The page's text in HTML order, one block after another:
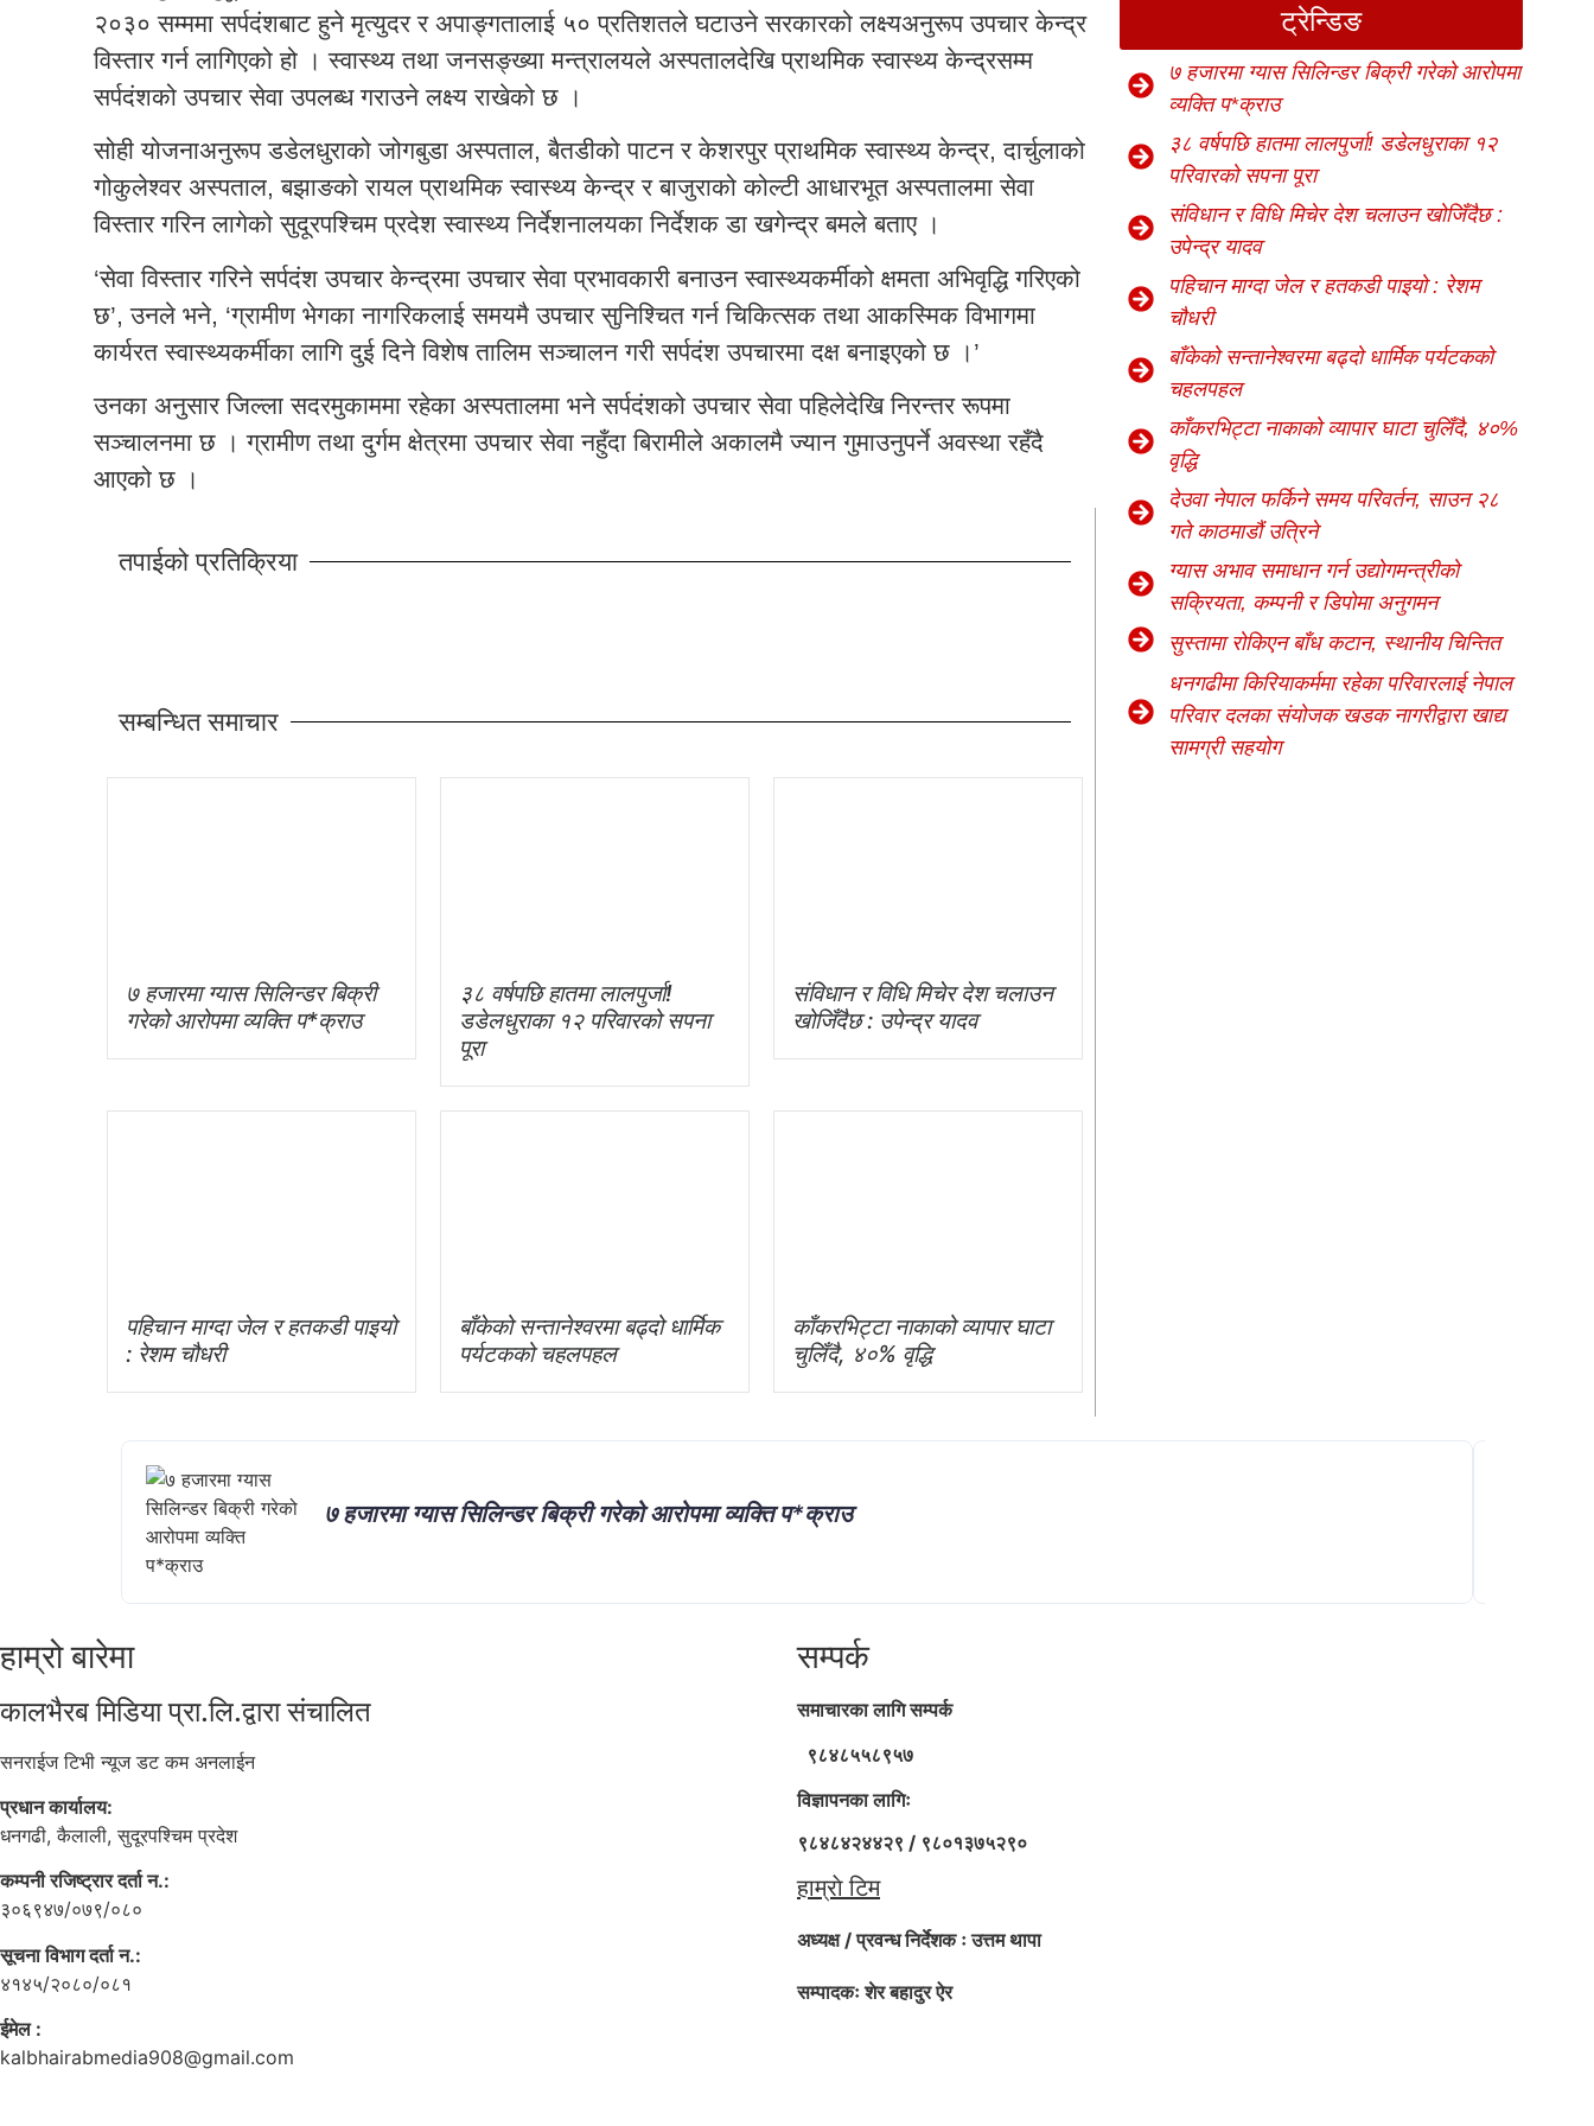
२०३० सम्ममा सर्पदंशबाट हुने मृत्युदर र अपाङ्गतालाई ५० प्रतिशतले घटाउने सरकारको लक्ष्यअनुरूप उपचार केन्द्र
विस्तार गर्न लागिएको हो । स्वास्थ्य तथा जनसङ्ख्या मन्त्रालयले अस्पतालदेखि प्राथमिक स्वास्थ्य केन्द्रसम्म
सर्पदंशको उपचार सेवा उपलब्ध गराउने लक्ष्य राखेको छ ।
सोही योजनाअनुरूप डडेलधुराको जोगबुडा अस्पताल, बैतडीको पाटन र केशरपुर प्राथमिक स्वास्थ्य केन्द्र, दार्चुलाको
गोकुलेश्वर अस्पताल, बझाङको रायल प्राथमिक स्वास्थ्य केन्द्र र बाजुराको कोल्टी आधारभूत अस्पतालमा सेवा
विस्तार गरिन लागेको सुदूरपश्चिम प्रदेश स्वास्थ्य निर्देशनालयका निर्देशक डा खगेन्द्र बमले बताए ।
‘सेवा विस्तार गरिने सर्पदंश उपचार केन्द्रमा उपचार सेवा प्रभावकारी बनाउन स्वास्थ्यकर्मीको क्षमता अभिवृद्धि गरिएको
छ’, उनले भने, ‘ग्रामीण भेगका नागरिकलाई समयमै उपचार सुनिश्चित गर्न चिकित्सक तथा आकस्मिक विभागमा
कार्यरत स्वास्थ्यकर्मीका लागि दुई दिने विशेष तालिम सञ्चालन गरी सर्पदंश उपचारमा दक्ष बनाइएको छ ।’
उनका अनुसार जिल्ला सदरमुकाममा रहेका अस्पतालमा भने सर्पदंशको उपचार सेवा पहिलेदेखि निरन्तर रूपमा
सञ्चालनमा छ । ग्रामीण तथा दुर्गम क्षेत्रमा उपचार सेवा नहुँदा बिरामीले अकालमै ज्यान गुमाउनुपर्ने अवस्था रहँदै
आएको छ ।
तपाईको प्रतिक्रिया
सम्बन्धित समाचार
७ हजारमा ग्यास सिलिन्डर बिक्री
गरेको आरोपमा व्यक्ति प*क्राउ
३८ वर्षपछि हातमा लालपुर्जा!
डडेलधुराका १२ परिवारको सपना
पूरा
संविधान र विधि मिचेर देश चलाउन
खोजिँदैछ : उपेन्द्र यादव
पहिचान माग्दा जेल र हतकडी पाइयो
: रेशम चौधरी
बाँकेको सन्तानेश्वरमा बढ्दो धार्मिक
पर्यटकको चहलपहल
काँकरभिट्टा नाकाको व्यापार घाटा
चुलिँदै, ४०% वृद्धि
ट्रेन्डिङ
७ हजारमा ग्यास सिलिन्डर बिक्री गरेको आरोपमा
व्यक्ति प*क्राउ
३८ वर्षपछि हातमा लालपुर्जा! डडेलधुराका १२
परिवारको सपना पूरा
संविधान र विधि मिचेर देश चलाउन खोजिँदैछ :
उपेन्द्र यादव
पहिचान माग्दा जेल र हतकडी पाइयो : रेशम
चौधरी
बाँकेको सन्तानेश्वरमा बढ्दो धार्मिक पर्यटकको
चहलपहल
काँकरभिट्टा नाकाको व्यापार घाटा चुलिँदै, ४०%
वृद्धि
देउवा नेपाल फर्किने समय परिवर्तन, साउन २८
गते काठमाडौं उत्रिने
ग्यास अभाव समाधान गर्न उद्योगमन्त्रीको
सक्रियता, कम्पनी र डिपोमा अनुगमन
सुस्तामा रोकिएन बाँध कटान, स्थानीय चिन्तित
धनगढीमा किरियाकर्ममा रहेका परिवारलाई नेपाल
परिवार दलका संयोजक खडक नागरीद्वारा खाद्य
सामग्री सहयोग
७ हजारमा ग्यास सिलिन्डर बिक्री गरेको आरोपमा व्यक्ति प*क्राउ
हाम्रो बारेमा
कालभैरब मिडिया प्रा.लि.द्वारा संचालित
सनराईज टिभी न्यूज डट कम अनलाईन
प्रधान कार्यालय:
धनगढी, कैलाली, सुदूरपश्चिम प्रदेश
कम्पनी रजिष्ट्रार दर्ता न.:
३०६९४७/०७९/०८०
सूचना विभाग दर्ता न.:
४१४५/२०८०/०८१
ईमेल :
kalbhairabmedia908@gmail.com
सम्पर्क
समाचारका लागि सम्पर्क
९८४८५५८९५७
विज्ञापनका लागिः
९८४८४२४४२९ / ९८०१३७५२९०
हाम्राे टिम
अध्यक्ष / प्रवन्ध निर्देशक ःउत्तम थापा
सम्पादकः शेर बहादुर ऐर